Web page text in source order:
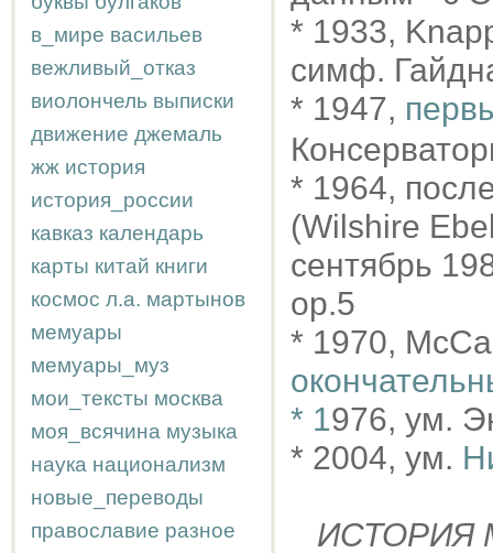
в_мире васильев
вежливый_отказ
виолончель выписки
движение джемаль
жж история
история_россии
кавказ календарь
карты китай книги
космос л.а. мартынов
мемуары
мемуары_муз
мои_тексты москва
моя_всячина музыка
наука национализм
новые_переводы
православие разное
* 1933,
симф.
* 1947,
* 1964,
(Wilshire
сентябрь
op.5
* 1970,
* 1976, ум.
* 2004, ум.
ИСТОРИЯ